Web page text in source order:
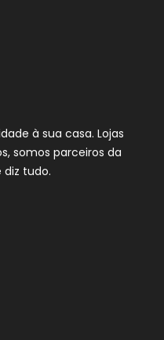
à sua casa. Lojas
somos parceiros da
diz tudo.